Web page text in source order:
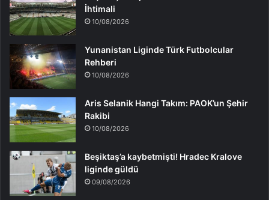
İhtimali
10/08/2026
Yunanistan Liginde Türk Futbolcular
Rehberi
10/08/2026
Aris Selanik Hangi Takım: PAOK’un Şehir
Rakibi
10/08/2026
Beşiktaş’a kaybetmişti! Hradec Kralove
liginde güldü
09/08/2026